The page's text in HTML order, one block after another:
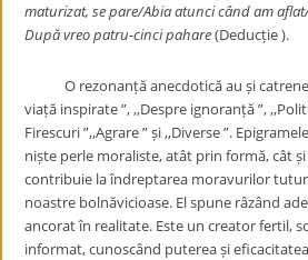
maturizat, se pare/Abia atunci când am
După vreo patru-cinci pahare(Deducție ).
O rezonanță anecdotică au și
viață inspirate ”, ,,Despre ignoranță ”,
Firescuri ”,,Agrare ” și ,,Diverse ”.
niște perle moraliste, atât prin formă, cât
contribuie la îndreptarea moravurilor
noastre bolnăvicioase. El spune râzând
ancorat în realitate. Este un creator fertil,
informat, cunoscând puterea și